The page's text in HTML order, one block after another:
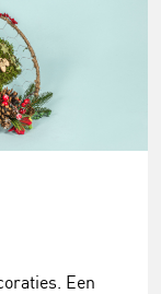
Een